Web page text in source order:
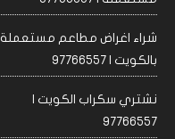
شراء اغراض مطاعم مستعملة
بالكويت | 97766557
نشتري سكراب الكويت |
97766557